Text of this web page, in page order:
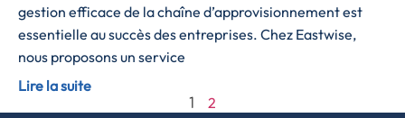
gestion efficace de la chaîne d’approvisionnement est
essentielle au succès des entreprises. Chez Eastwise,
nous proposons un service
Lire la suite
1 2